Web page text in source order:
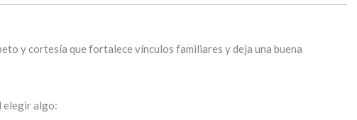
y cortesía que fortalece vínculos familiares y deja una buena
elegir algo: